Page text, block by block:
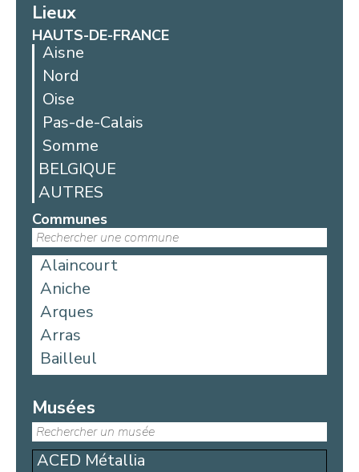
Lieux
HAUTS-DE-FRANCE
Aisne
Nord
Oise
Pas-de-Calais
Somme
BELGIQUE
AUTRES
Communes
Alaincourt
Aniche
Arques
Arras
Bailleul
Bellicourt
Berck
Béthune
Blangy-sur-Bresle
Musées
ACED Métallia